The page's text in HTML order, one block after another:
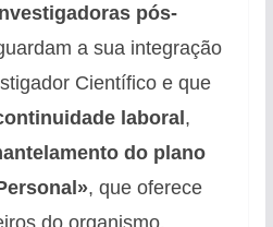
pós-
a sua integração
Científico e que
laboral,
do plano
, que oferece
do organismo.